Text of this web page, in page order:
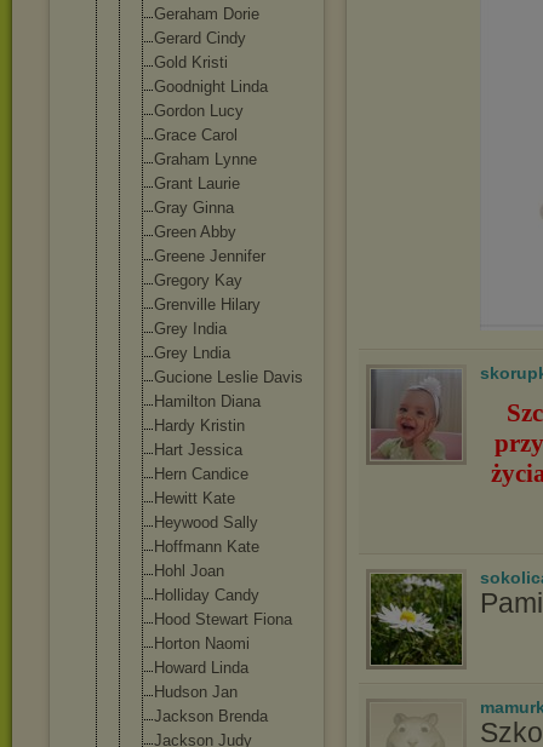
Geraham Dorie
Gerard Cindy
Gold Kristi
Goodnight Linda
Gordon Lucy
Grace Carol
Graham Lynne
Grant Laurie
Gray Ginna
Green Abby
Greene Jennifer
Gregory Kay
Grenville Hilary
Grey India
Grey Lndia
Gucione Leslie Davis
Hamilton Diana
Hardy Kristin
Hart Jessica
Hern Candice
Hewitt Kate
Heywood Sally
Hoffmann Kate
Hohl Joan
Holliday Candy
Hood Stewart Fiona
Horton Naomi
Howard Linda
Hudson Jan
Jackson Brenda
Jackson Judy